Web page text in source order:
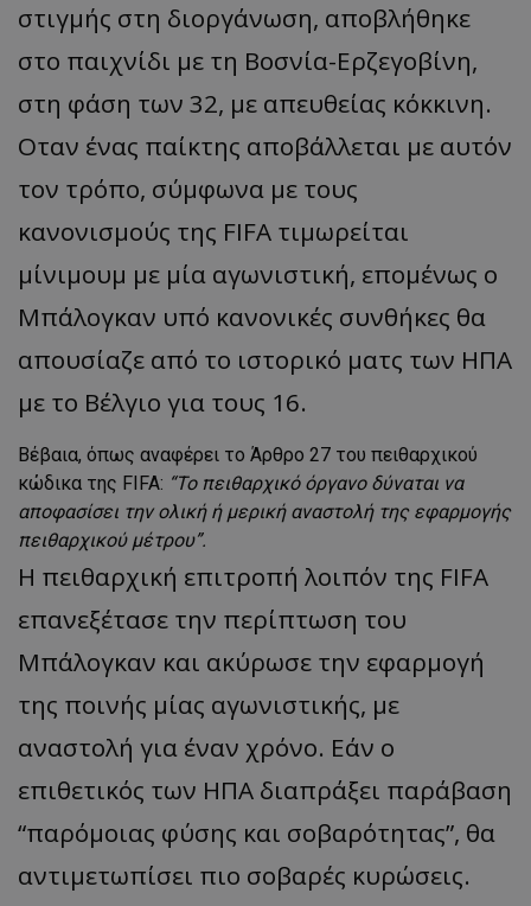
στιγμής στη διοργάνωση, αποβλήθηκε
στο παιχνίδι με τη Βοσνία-Ερζεγοβίνη,
στη φάση των 32, με απευθείας κόκκινη.
Οταν ένας παίκτης αποβάλλεται με αυτόν
τον τρόπο, σύμφωνα με τους
κανονισμούς της FIFA τιμωρείται
μίνιμουμ με μία αγωνιστική, επομένως ο
Μπάλογκαν υπό κανονικές συνθήκες θα
απουσίαζε από το ιστορικό ματς των ΗΠΑ
με το Βέλγιο για τους 16.
Βέβαια, όπως αναφέρει το Άρθρο 27 του πειθαρχικού
κώδικα της FIFA: “Το πειθαρχικό όργανο δύναται να
αποφασίσει την ολική ή μερική αναστολή της εφαρμογής
πειθαρχικού μέτρου”.
Η πειθαρχική επιτροπή λοιπόν της FIFA
επανεξέτασε την περίπτωση του
Μπάλογκαν και ακύρωσε την εφαρμογή
της ποινής μίας αγωνιστικής, με
αναστολή για έναν χρόνο. Εάν ο
επιθετικός των ΗΠΑ διαπράξει παράβαση
“παρόμοιας φύσης και σοβαρότητας”, θα
αντιμετωπίσει πιο σοβαρές κυρώσεις.